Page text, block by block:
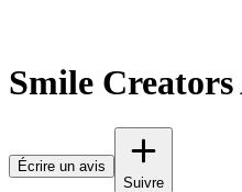
Smile Creators
Écrire un avis
Suivre